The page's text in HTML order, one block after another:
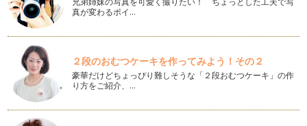
すね。何かと忙しい年末ですが、…
12月の絵本『しろくまのパンツ』
急に寒くなってきましたね。 空気が澄んでいて気持ちがいい
です。 なんと今年…
英語の絵本
英語の絵本を持っていますか？ 海外からのおみやげや旅行先
できれいな絵本を買って帰…
真が変わるポイ…
２段のおむつケーキを作ってみよう！その２
豪華だけどちょっぴり難しそうな「２段おむつケーキ」の作
り方をご紹介、…